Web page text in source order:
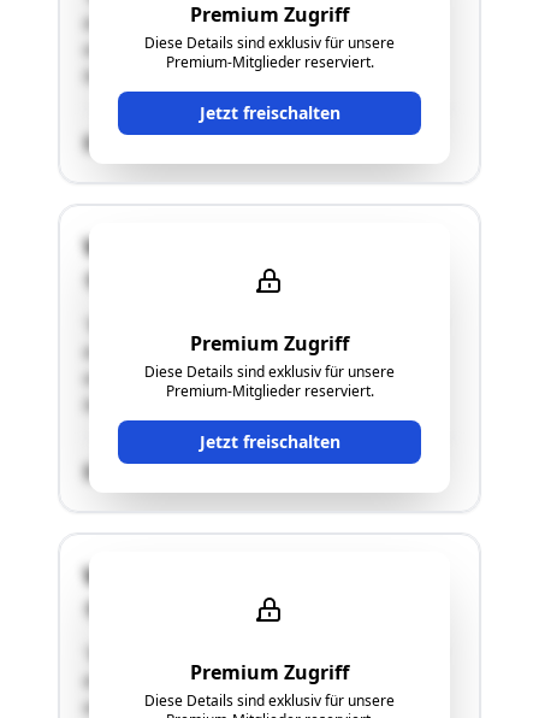
Premium Zugriff
Diese Details sind exklusiv für unsere
Premium-Mitglieder reserviert.
Jetzt freischalten
es sich um einen Vierkanthof (ca. 1800 m²
verbaute Fläche inkl. Innenhof) sowie
landwirtschaftliche Grundstücke."
SCHÄTZWERT
Premium Zugriff
Diese Details sind exklusiv für unsere
Premium-Mitglieder reserviert.
Jetzt freischalten
Waidern 23
es sich um einen Vierkanthof (ca. 1800 m²
verbaute Fläche inkl. Innenhof) sowie
landwirtschaftliche Grundstücke."
SCHÄTZWERT
Premium Zugriff
Diese Details sind exklusiv für unsere
Waidern 23
es sich um einen Vierkanthof (ca. 1800 m²
verbaute Fläche inkl. Innenhof) sowie